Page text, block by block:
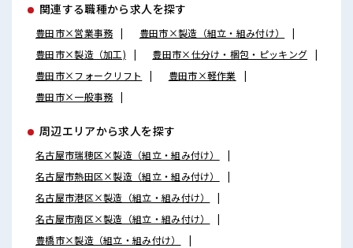
関連する職種から求人を探す
豊田市×営業事務
豊田市×製造（組立・組み付け）
豊田市×製造（加工)
豊田市×仕分け・梱包・ピッキング
豊田市×フォークリフト
豊田市×軽作業
豊田市×一般事務
周辺エリアから求人を探す
名古屋市瑞穂区×製造（組立・組み付け）
名古屋市熱田区×製造（組立・組み付け）
名古屋市港区×製造（組立・組み付け）
名古屋市南区×製造（組立・組み付け）
豊橋市×製造（組立・組み付け）